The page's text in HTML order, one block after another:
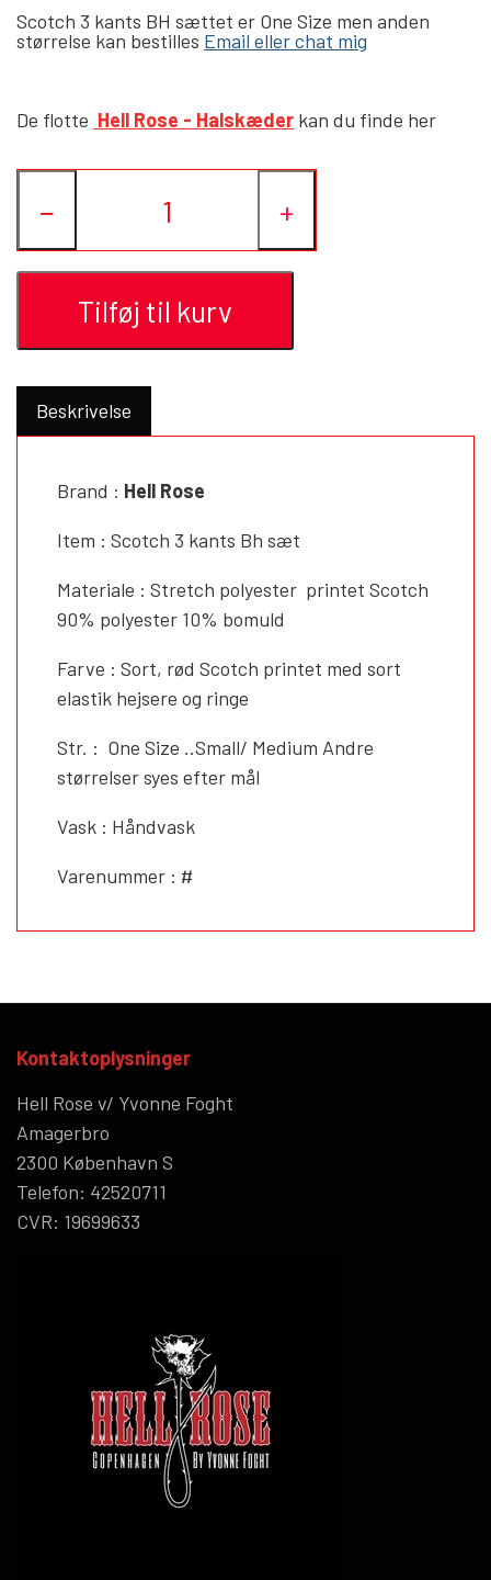
WET-LOOK
YFD - BLUSER
YFD - TOPPE
YFD - HOODIES
HELL ROSE - BAPHOMET
Scotch 3 kants BH sættet er One Size men anden
størrelse kan bestilles Email eller chat mig
De flotte Hell Rose - Halskæder kan du finde her
− +
Tilføj til kurv
Beskrivelse
Brand : Hell Rose
Item : Scotch 3 kants Bh sæt
Materiale : Stretch polyester printet Scotch
90% polyester 10% bomuld
Farve : Sort, rød Scotch printet med sort
elastik hejsere og ringe
Str. : One Size ..Small/ Medium Andre
størrelser syes efter mål
Vask : Håndvask
Varenummer : #
Kontaktoplysninger
Hell Rose v/ Yvonne Foght
Amagerbro
2300 København S
Telefon: 42520711
CVR: 19699633